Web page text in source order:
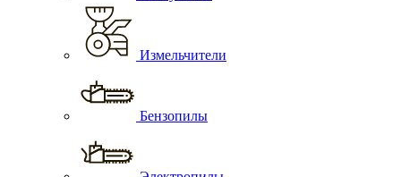
Измельчители
Бензопилы